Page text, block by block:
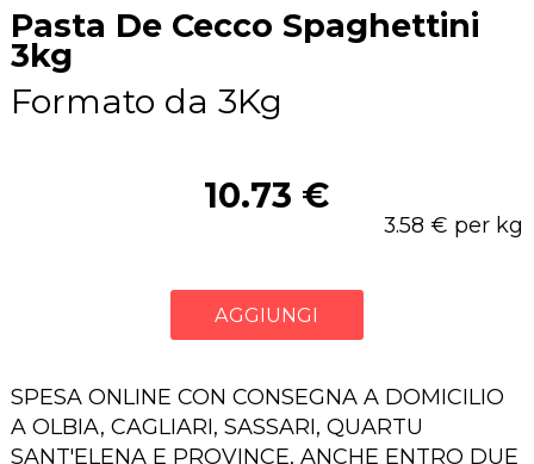
Pasta De Cecco Spaghettini
3kg
Formato da 3Kg
10.73 €
3.58 € per kg
AGGIUNGI
SPESA ONLINE CON CONSEGNA A DOMICILIO
A OLBIA, CAGLIARI, SASSARI, QUARTU
SANT'ELENA E PROVINCE, ANCHE ENTRO DUE